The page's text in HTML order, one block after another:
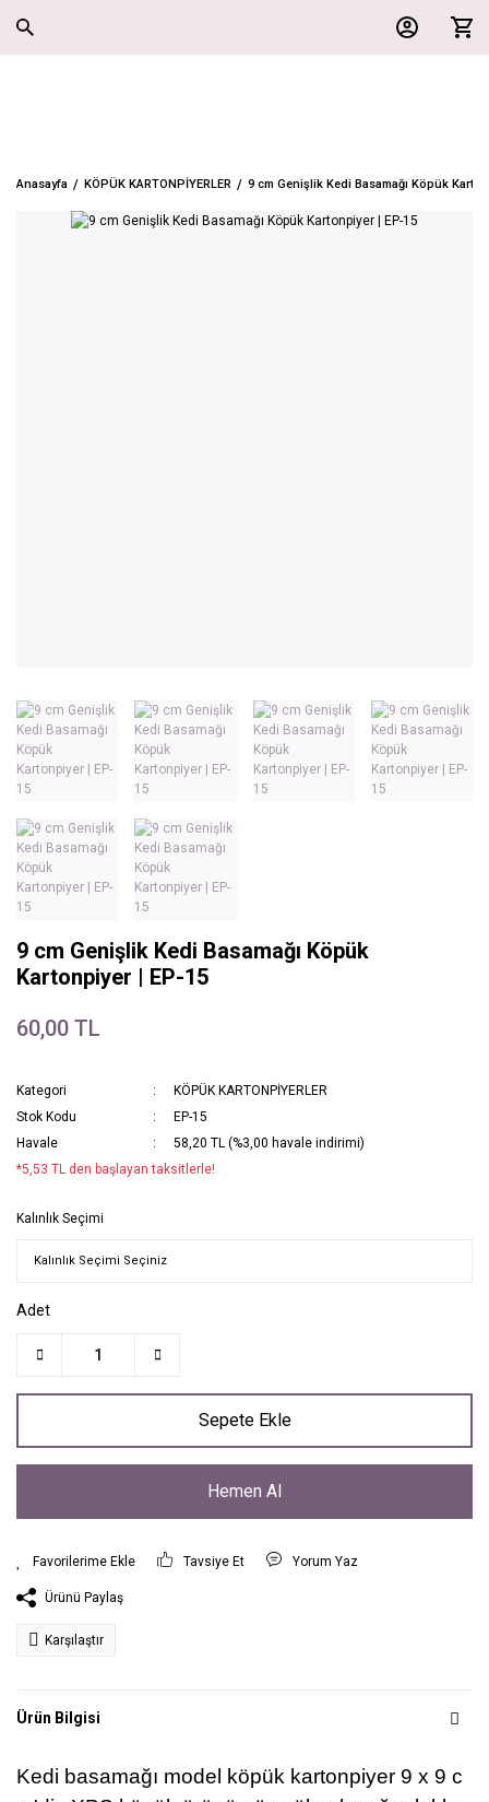
Anasayfa KÖPÜK KARTONPİYERLER 9 cm Genişlik Kedi Basamağı Köpük
9 cm Genişlik Kedi Basamağı Köpük
Kartonpiyer | EP-15
60,00 TL
Kategori
KÖPÜK KARTONPİYERLER
Stok Kodu
EP-15
Havale
58,20 TL (%3,00 havale indirimi)
*5,53 TL den başlayan taksitlerle!
Kalınlık Seçimi
Adet
Sepete Ekle
Hemen Al
Tavsiye Et Yorum Yaz
Ürünü Paylaş
Karşılaştır
Ürün Bilgisi
Kedi basamağı model köpük kartonpiyer 9 x 9 c